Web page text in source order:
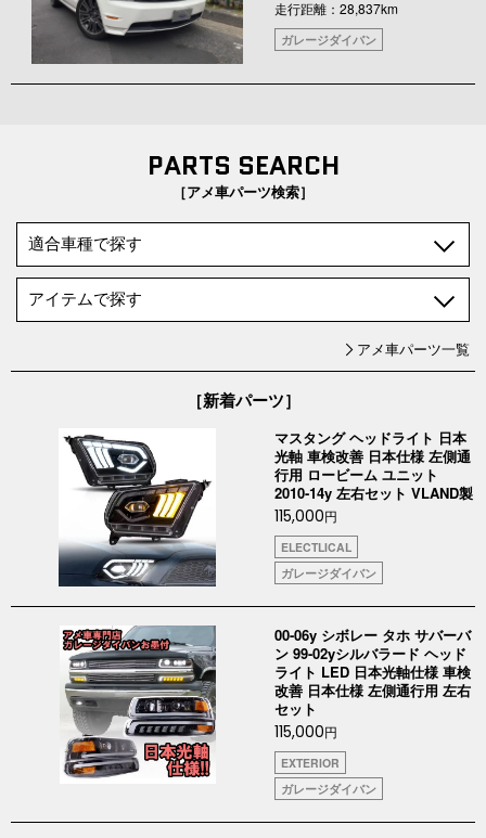
走行距離：28,837km
ガレージダイバン
PARTS SEARCH
［アメ車パーツ検索］
アメ車パーツ一覧
［新着パーツ］
マスタング ヘッドライト 日本
光軸 車検改善 日本仕様 左側通
行用 ロービーム ユニット
2010-14y 左右セット VLAND製
115,000円
ELECTLICAL
ガレージダイバン
00-06y シボレー タホ サバーバ
ン 99-02yシルバラード ヘッド
ライト LED 日本光軸仕様 車検
改善 日本仕様 左側通行用 左右
セット
115,000円
EXTERIOR
ガレージダイバン